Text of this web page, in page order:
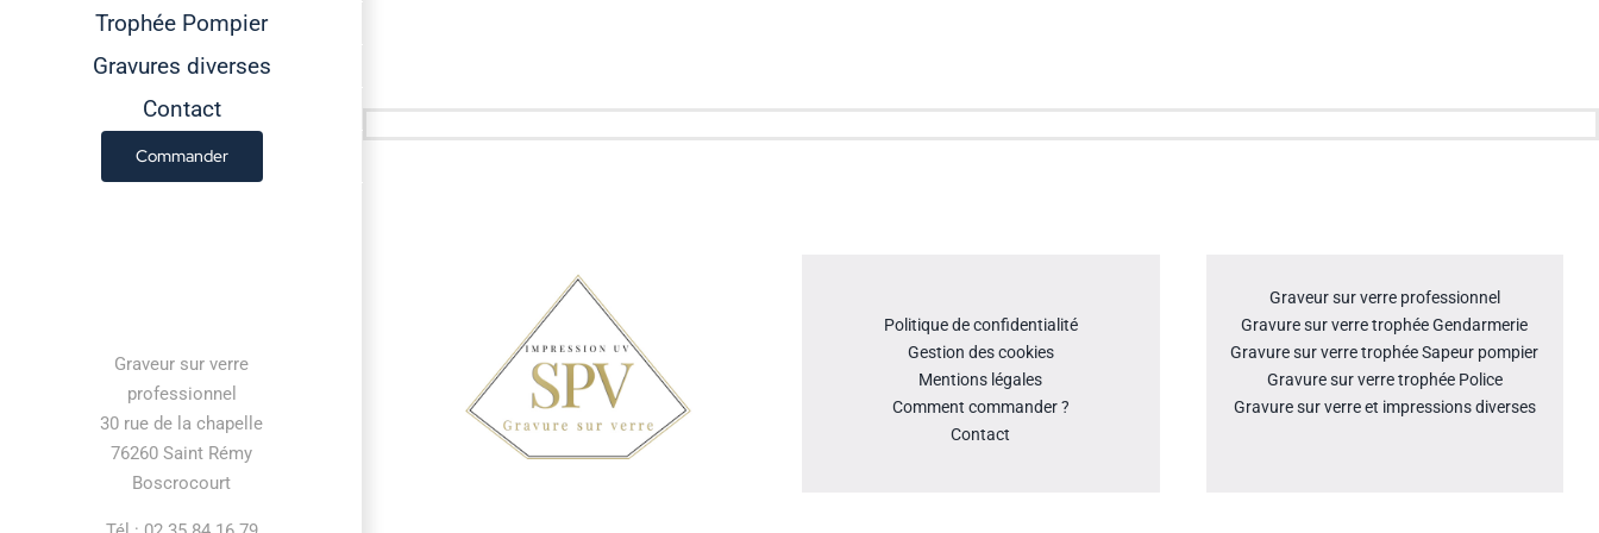
Trophée Pompier
Gravures diverses
Contact
Commander
Graveur sur verre
professionnel
30 rue de la chapelle
76260 Saint Rémy
Boscrocourt
Politique de confidentialité
Gestion des cookies
Mentions légales
Comment commander ?
Contact
Graveur sur verre professionnel
Gravure sur verre trophée Gendarmerie
Gravure sur verre trophée Sapeur pompier
Gravure sur verre trophée Police
Gravure sur verre et impressions diverses